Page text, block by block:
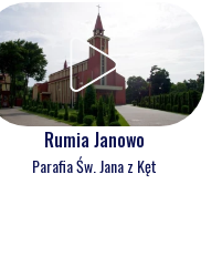
Rumia Janowo
Parafia Św. Jana z Kęt